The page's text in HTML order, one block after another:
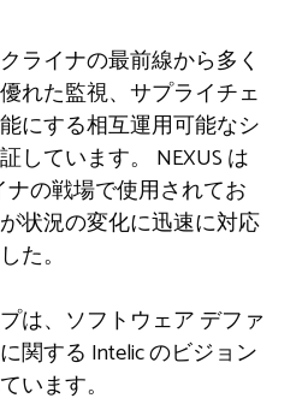
ライナの最前線から多く
れた監視、サプライチェ
にする相互運用可能なシ
しています。 NEXUS は
の戦場で使用されてお
状況の変化に迅速に対応
た。
は、ソフトウェア デファ
関する Intelic のビジョン
います。